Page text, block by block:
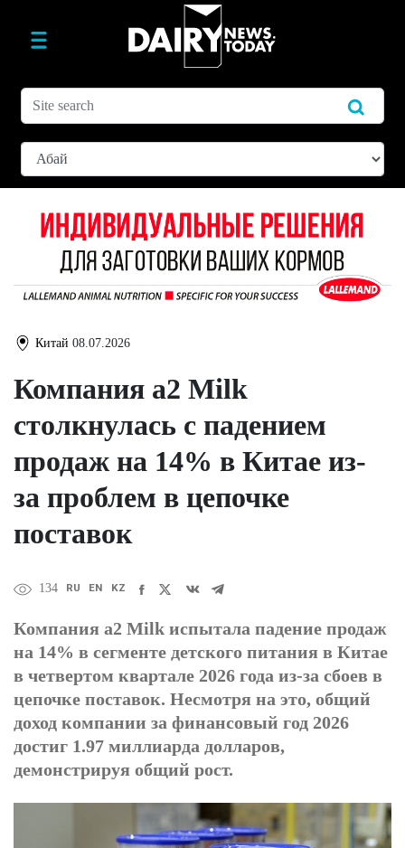
Китай 08.07.2026
Компания a2 Milk
столкнулась с падением
продаж на 14% в Китае из-
за проблем в цепочке
поставок
134 RU EN KZ
Компания a2 Milk испытала падение продаж
на 14% в сегменте детского питания в Китае
в четвертом квартале 2026 года из-за сбоев в
цепочке поставок. Несмотря на это, общий
доход компании за финансовый год 2026
достиг 1.97 миллиарда долларов,
демонстрируя общий рост.